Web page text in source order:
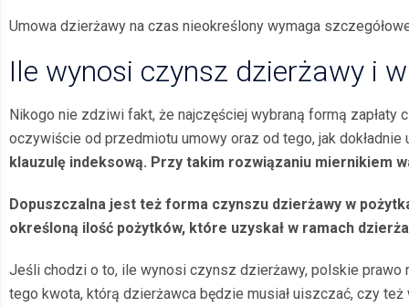
Umowa dzierżawy na czas nieokreślony wymaga
Ile wynosi czynsz dzierżawy i
Nikogo nie zdziwi fakt, że najczęściej wybraną formą
oczywiście od przedmiotu umowy oraz od tego, jak
klauzulę indeksową. Przy takim rozwiązaniu miernikiem
Dopuszczalna jest też forma czynszu dzierżawy w
określoną ilość pożytków, które uzyskał w ramach
Jeśli chodzi o to, ile wynosi czynsz dzierżawy, polskie prawo
tego kwota, którą dzierżawca będzie musiał uiszczać, czy